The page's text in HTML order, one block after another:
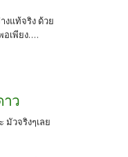
งแท้จริง ด้วย
เพียง....
ว
มัวจริงๆเลย